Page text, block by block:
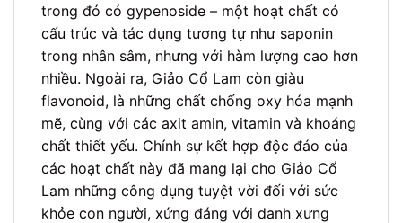
trong đó có gypenoside – một hoạt chất có
cấu trúc và tác dụng tương tự như saponin
trong nhân sâm, nhưng với hàm lượng cao hơn
nhiều. Ngoài ra, Giảo Cổ Lam còn giàu
flavonoid, là những chất chống oxy hóa mạnh
mẽ, cùng với các axit amin, vitamin và khoáng
chất thiết yếu. Chính sự kết hợp độc đáo của
các hoạt chất này đã mang lại cho Giảo Cổ
Lam những công dụng tuyệt vời đối với sức
khỏe con người, xứng đáng với danh xưng